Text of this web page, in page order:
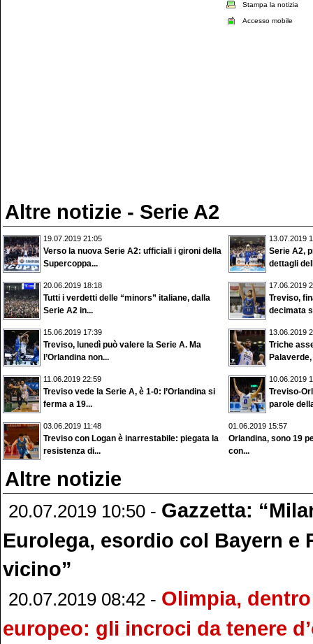
Stampa la notizia
Accesso mobile
Altre notizie - Serie A2
19.07.2019 21:05
Verso la nuova Serie A2: ufficiali i gironi della
Supercoppa...
13.07.2019
Serie A2,
dettagli
20.06.2019 18:18
Tutti i verdetti delle “minors” italiane, dalla
Serie A2 in...
17.06.2019
Treviso,
decimata
15.06.2019 17:39
Treviso, lunedì può valere la Serie A. Ma
l’Orlandina non...
13.06.2019
Triche
11.06.2019 22:59
Treviso vede la Serie A, è 1-0: l’Orlandina si
ferma a 19...
10.06.2019
Treviso-
parole
03.06.2019 11:48
Treviso con Logan è inarrestabile: piegata la
resistenza di...
01.06.2019 15:57
Orlandina, sono 19
con...
Altre notizie
20.07.2019 10:50 - Gazzetta:
Eurolega, esordio col Bayern e
vicino”
20.07.2019 08:42 - Olimpia,
europeo: gli incroci da tenere